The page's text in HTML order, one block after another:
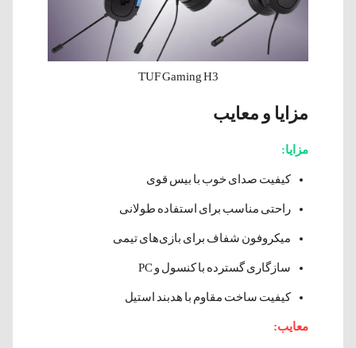
TUF Gaming H3
مزایا و معایب
مزایا:
کیفیت صدای خوب با بیس قوی
راحتی مناسب برای استفاده طولانی
میکروفون شفاف برای بازی‌های تیمی
سازگاری گسترده با کنسول و PC
کیفیت ساخت مقاوم با هدبند استیل
معایب: